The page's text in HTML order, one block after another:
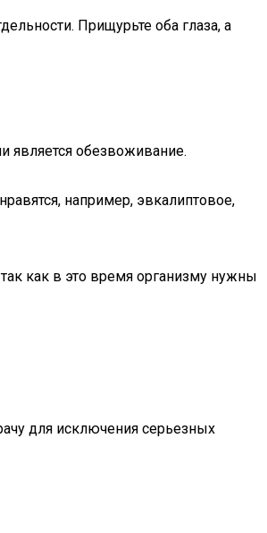
Прищурьте оба глаза, а
является обезвоживание.
например, эвкалиптовое,
как в это время организму нужны
для исключения серьезных